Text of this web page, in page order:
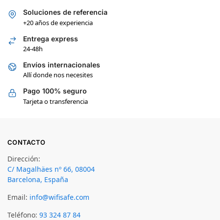
Soluciones de referencia
+20 años de experiencia
Entrega express
24-48h
Envíos internacionales
Allí donde nos necesites
Pago 100% seguro
Tarjeta o transferencia
CONTACTO
Dirección:
C/ Magalhäes nº 66, 08004
Barcelona, España
Email: info@wifisafe.com
Teléfono: 93 324 87 84